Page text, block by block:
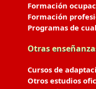
Formación
Formación
Programas de
Otras
Cursos de
Otros estudios